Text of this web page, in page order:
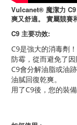
Vulcanet® 魔潔力 C9
爽又舒適。 實屬競賽
C9 主要功效:
C9是強大的消毒劑
防霉，從而避免了因
C9會分解油脂或油
油膩回復乾爽。
用了C9後，您的裝